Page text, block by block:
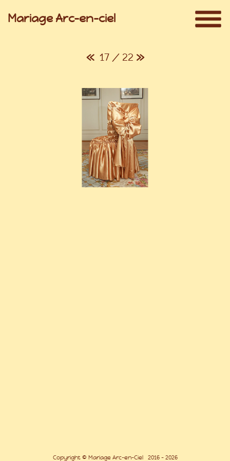
Mariage Arc-en-ciel
«17 / 22 »
Copyright © Mariage Arc-en-Ciel 2016 - 2026